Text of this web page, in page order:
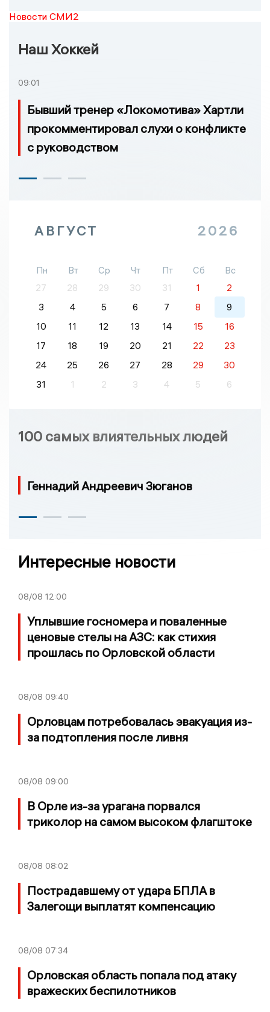
Новости СМИ2
Наш Хоккей
09:01
Бывший тренер «Локомотива» Хартли
прокомментировал слухи о конфликте
с руководством
АВГУСТ 2026
Пн Вт Ср Чт Пт Сб
Вс
27
28 29 30 31 1
2
3
4 5 6 7 8
9
10
11 12 13 14 15
16
17
18 19 20 21 22
23
24
25 26 27 28 29
30
31
1 2 3 4 5 6
100 самых влиятельных людей
Геннадий Андреевич Зюганов
Интересные новости
08/08 12:00
Уплывшие госномера и поваленные
ценовые стелы на АЗС: как стихия
прошлась по Орловской области
08/08 09:40
Орловцам потребовалась эвакуация из-
за подтопления после ливня
08/08 09:00
В Орле из-за урагана порвался
триколор на самом высоком флагштоке
08/08 08:02
Пострадавшему от удара БПЛА в
Залегощи выплатят компенсацию
08/08 07:34
Орловская область попала под атаку
вражеских беспилотников